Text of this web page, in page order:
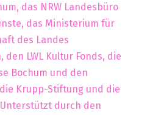
das NRW Landesbüro
das Ministerium für
des Landes
LWL Kultur Fonds, die
Bochum und den
Krupp-Stiftung und die
durch den